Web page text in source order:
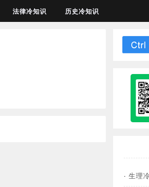
法律冷知识 历史冷知识
· 生理